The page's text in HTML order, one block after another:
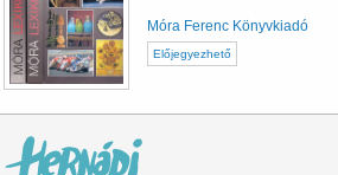
Móra Ferenc Könyvkiadó
Előjegyezhető